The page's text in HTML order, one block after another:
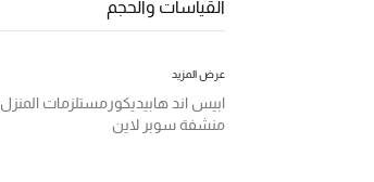
القياسات والحجم
عرض المزيد
ابيس اند هابيديكورمستلزمات المنزل
منشفة سوبر لاين